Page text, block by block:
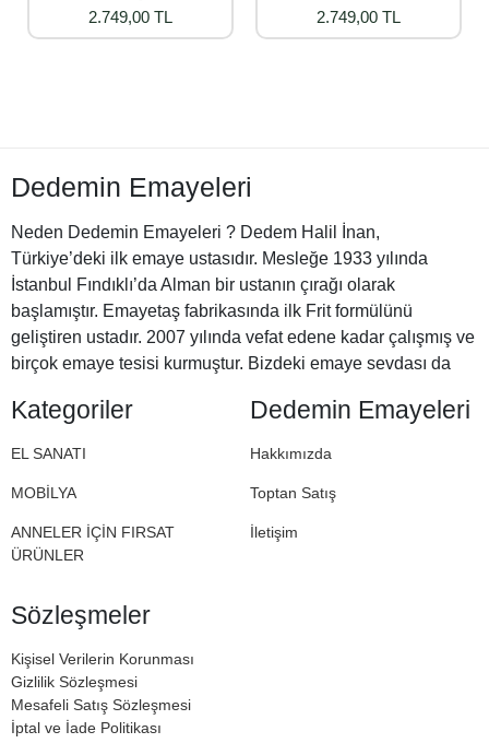
2.749,00 TL
2.749,00 TL
Dedemin Emayeleri
Neden Dedemin Emayeleri ? Dedem Halil İnan,
Türkiye’deki ilk emaye ustasıdır. Mesleğe 1933 yılında
İstanbul Fındıklı’da Alman bir ustanın çırağı olarak
başlamıştır. Emayetaş fabrikasında ilk Frit formülünü
geliştiren ustadır. 2007 yılında vefat edene kadar çalışmış ve
birçok emaye tesisi kurmuştur. Bizdeki emaye sevdası da
Emayeleri
Kategoriler
EL SANATI
MOBİLYA
ANNELER İÇİN FIRSAT
ÜRÜNLER
Dedemin Emayeleri
Hakkımızda
Toptan Satış
İletişim
Sözleşmeler
Kişisel Verilerin Korunması
Gizlilik Sözleşmesi
Mesafeli Satış Sözleşmesi
İptal ve İade Politikası